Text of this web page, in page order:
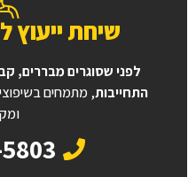
שיחת ייעוץ
לפני שסוגרים מבררים,
התחייבות, מתמחים